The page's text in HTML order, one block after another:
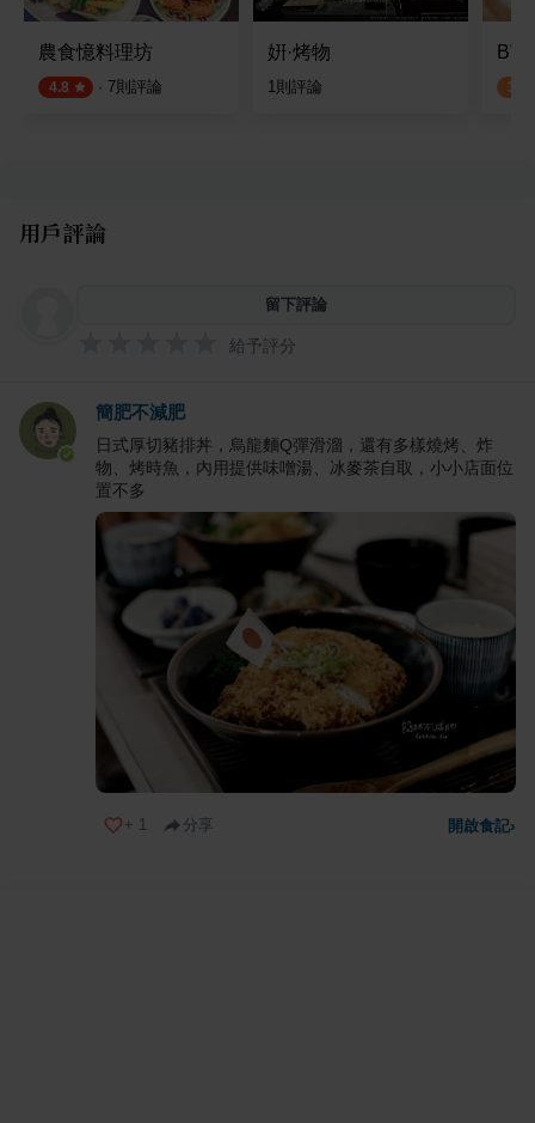
農食憶料理坊
4.8 · 7則評論
姸·烤物
1則評論 3.0
用戶評論
留下評論
給予評分
簡肥不減肥
日式厚切豬排丼，烏龍麵Q彈滑溜，還有多樣燒烤、炸
物、烤時魚，內用提供味噌湯、冰麥茶自取，小小店面位
置不多
+ 1 分享 開啟食記›